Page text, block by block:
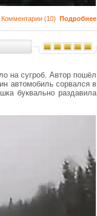
Комментарии (10) Подробнее
на сугроб. Автор пошёл
автомобиль сорвался в
буквально раздавила